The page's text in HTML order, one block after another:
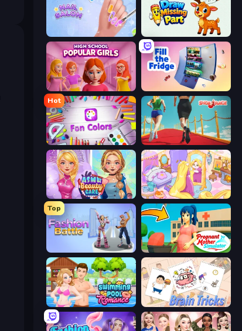
Nail Salon Draw Missing Part | DOP Puzzle
Fill The Fridge
Hot
Fun Colors Shoe Race
ASMR Beauty Care Fairy Room - Decor Game
Top
Fashion Battle Pregnant Mother Simulator
Swimming Pool Romance Brain Tricks: Brain Games